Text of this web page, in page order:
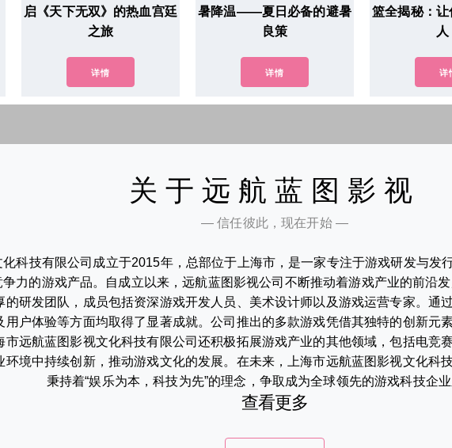
启《天下无双》的热血宫廷
之旅
详情
暑降温——夏日必备的避暑
良策
详情
篮全揭秘：
详
关于远航蓝图影视
— 信任彼此，现在开始 —
化科技有限公司成立于2015年，总部位于上海市，是一家专注于游戏研发与发
力的游戏产品。自成立以来，远航蓝图影视公司不断推动着游戏产业的前沿
的研发团队，成员包括资深游戏开发人员、美术设计师以及游戏运营专家。通
用户体验等方面均取得了显著成就。公司推出的多款游戏凭借其独特的创新元
市远航蓝图影视文化科技有限公司还积极拓展游戏产业的其他领域，包括电竞
环境中持续创新，推动游戏文化的发展。在未来，上海市远航蓝图影视文化科
秉持着“娱乐为本，科技为先”的理念，争取成为全球领先的游戏科技企
查看更多